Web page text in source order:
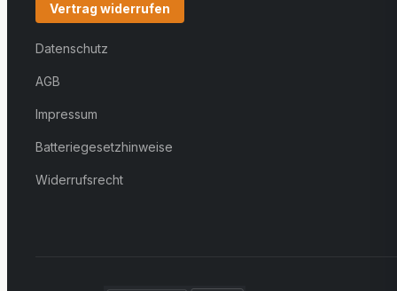
Vertrag widerrufen
Datenschutz
AGB
Impressum
Batteriegesetzhinweise
Widerrufsrecht